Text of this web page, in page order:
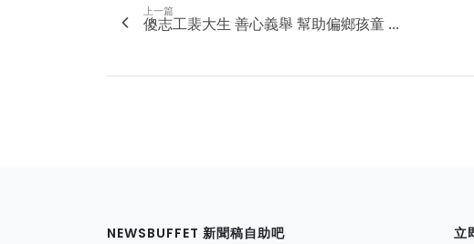
上一篇
傻志工裴大生 善心義舉 幫助偏鄉孩童 ...
NEWSBUFFET 新聞稿自助吧 立